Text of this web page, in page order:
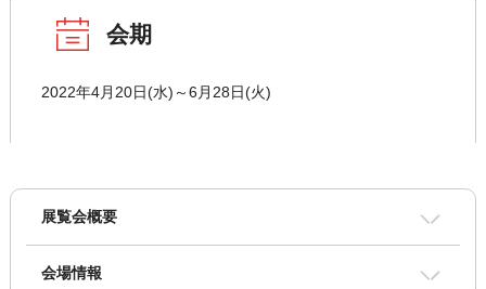
会期
2022年4月20日(水)～6月28日(火)
展覧会概要
会場情報